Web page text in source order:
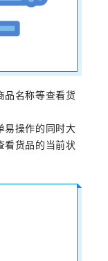
品名称等查看货
易操作的同时大
看货品的当前状